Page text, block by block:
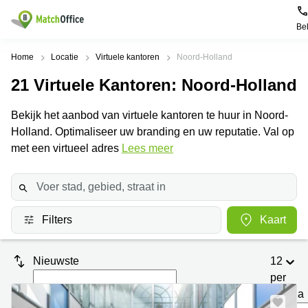
Bel
Huren / Verhuren
Productpagina's
Kantoorruimten
Business
Centers
Coworking
Spaces
Vergaderruimten
Virtueel
Kantoor
Bedrijfsruimte
Populaire
Alkmaar
Amsterdam
Amsterdam
Westpoort
Bergen
op
Breda
Populaire
Kantoorruimte
in Breda
huren
Bergen
op
Zoom
Kantoor
Tiel
Kantoor
huren
Help
Over ons
Huurprijs
Log in
Home Locatie Virtuele kantoren Noord-Holland
21 Virtuele Kantoren: Noord-Holland
Bekijk het aanbod van virtuele kantoren te huur in Noord-
Holland. Optimaliseer uw branding en uw reputatie. Val op
met een virtueel adres Lees meer
Filters Kaart
Nieuwste
12
per
pagina